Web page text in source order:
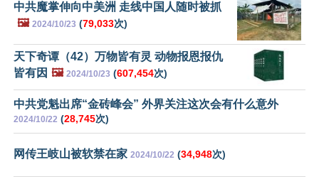
中共魔掌伸向中美洲 走线中国人随时被抓
🖼️ 2024/10/23 (79,033次)
天下奇谭（42）万物皆有灵 动物报恩报仇
皆有因 🖼️ 2024/10/23 (607,454次)
中共党魁出席“金砖峰会” 外界关注这次会有什么意外
2024/10/22 (28,745次)
网传王岐山被软禁在家 2024/10/22 (34,948次)